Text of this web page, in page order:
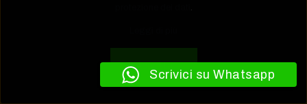
.
Accetta
Scrivici su Whatsapp